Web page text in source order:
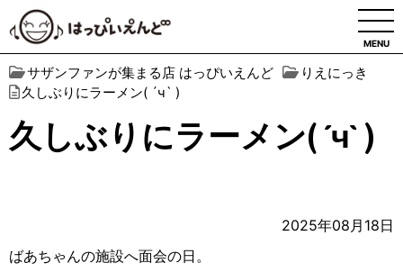
MENU
サザンファンが集まる店 はっぴいえんど
りえにっき
久しぶりにラーメン( ´ч` )
久しぶりにラーメン( ´ч` )
2025年08月18日
ばあちゃんの施設へ面会の日。